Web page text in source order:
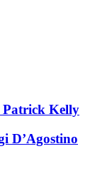
Patrick Kelly
D’Agostino